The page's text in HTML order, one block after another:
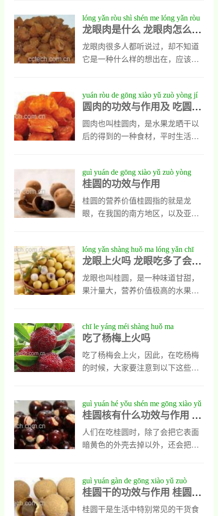
造成的心
益智是桂圆肉最重要的功效，因为
桂圆肉中含有丰富氨基酸和多种微
量元素，这些营养被人体吸收后，
能直接作用于人类的大脑，可营养
显增强。2、宁心
功效出色的中药材，可以治疗人类
的多种疾病，平时应该把它收集起
来，下面有我对桂圆壳功效与作用
的介绍，对它还不了解的朋友可以
温和无毒性存在，祛风散邪和聪耳
明目是它最重要的药用功效，平时
可以用于人类心虚头晕等疾病的治
疗，治疗时可以取十五克干的桂圆
疡桂圆壳有一定
lóng yǎn ròu shì shén me lóng yǎn ròu
zěn me chī hǎo
龙眼肉是什么 龙眼肉怎么吃
好
龙眼肉很多人都听说过，却不知道
它是一种什么样的想出在，应该怎
龙眼肉是什么，还能明白龙眼肉怎
么吃最好。龙眼肉是什么 龙眼肉怎
么吃好1、龙眼肉是什么龙眼肉看名
字很新奇，到底是什么呢？其实它
肉是桂圆去皮去核以后晒干得到的
干品，有比较长的保质期，它口感
甜糯，而有韧性，平时既能入药，
也能当滋补性的食材供人们食用。
肉十五克红枣
yuán ròu de gōng xiào yǔ zuò yòng jí
chī yuán ròu de jìn jì
圆肉的功效与作用及 吃圆肉
的禁忌
圆肉也叫桂圆肉，是水果龙晒干以
后的得到的一种食材，平时生活中
功效与作用有很多，同时它也有一
些禁忌存在。今天小编就对圆肉的
功效与作用以及禁忌做一个分别的
介绍，喜欢吃圆肉的朋友可以重点
肉的重要功效之一，它能解人类的
气血两虚，补血，它含有的微量元
素铁数量很多，这种物质能明显提
高人体的造血能力，平时人们食用
润。2、圆肉能恢复
guì yuán de gōng xiào yǔ zuò yòng
桂圆的功效与作用
桂圆的营养价值桂圆指的就是龙
眼，在我国的南方地区，以及亚热
听过南方桂圆北人参，桂圆的肉质
丰厚多汁，营养极其丰富，从古代
开始，人们就开始食用桂圆，认定
桂圆是一种滋补佳品，而桂圆的功
眠、健忘、惊悸。古人很推崇桂圆
的营养价值，有许多本草书都介绍
了本品的滋养和保健作用。早在汉
朝时期，桂圆就已作为药用。名医
养血壮
lóng yǎn shàng huǒ ma lóng yǎn chī
duō le huì zěn me yàng
龙眼上火吗 龙眼吃多了会怎
么样
龙眼也叫桂圆，是一种味道甘甜，
果汁量大，营养价值极高的水果，
眼真的会上火吗？平时人们多吃龙
眼以后会出现哪些不良症状呢？龙
眼上火吗龙眼是一种热性水果，平
时人们过量吃龙眼，会吸收过多的
以及便秘和流鼻血等多种上火症
状，对人体健康十分不利。龙眼多
吃的坏处1、诱发肥胖平时人们吃龙
眼一定要注意适量，每天食用龙眼
用以后，会让热量在
chī le yáng méi shàng huǒ ma
吃了杨梅上火吗
吃了杨梅会上火，因此，在吃杨梅
的时候，大家要注意到以下这些方
开胃的功效，在夏季的水果之中，
别具特色，是最应该食用的夏季水
果之一；、吃杨梅虽然好处多多，
但是吃多了，也容易上火；杨梅引
一旦这些酸性物质大量的进入人
体，就会和胃酸一起刺激胃黏膜，
诱发胃溃疡，从而引起上火。因
guì yuán hé yǒu shén me gōng xiào yǔ
zuò yòng guì yuán hé de miào yòng
桂圆核有什么功效与作用 桂
圆核的妙用
人们在吃桂圆时，除了会把它表面
暗黄色的外壳去掉以外，还会把它
显保健作用，它在生活中有多种妙
用，想具体了解可以看看下面对桂
圆核做的具体介绍。桂圆核有什么
guì yuán gàn de gōng xiào yǔ zuò
yòng guì yuán gàn de jìn jì
桂圆干的功效与作用 桂圆干
的禁忌
桂圆干是生活中特别常见的干货食